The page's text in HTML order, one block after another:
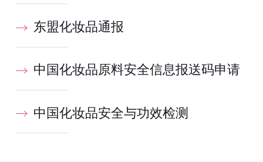
东盟化妆品通报
中国化妆品原料安全信息报送码申请
中国化妆品安全与功效检测